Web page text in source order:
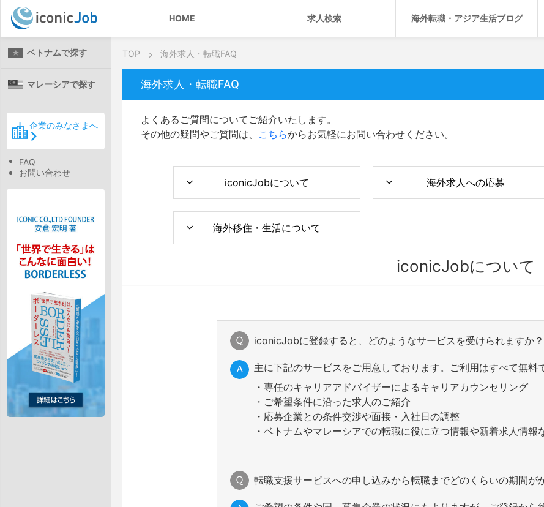
HOME 求人検索 海外転職・アジア生活ブログ
ベトナムで探す
マレーシアで探す
企業のみなさまへ
FAQ
お問い合わせ
TOP 海外求人・転職FAQ
海外求人・転職FAQ
よくあるご質問についてご紹介いたします。
その他の疑問やご質問は、 こちらからお気軽にお問い合わせください。
iconicJobについて 海外求人への応募
海外移住・生活について
iconicJobについて
iconicJobに登録すると、どのようなサービスを受けられますか？
主に下記のサービスをご用意しております。ご利用はすべて無料
・専任のキャリアアドバイザーによるキャリアカウンセリング
・ご希望条件に沿った求人のご紹介
・応募企業との条件交渉や面接・入社日の調整
・ベトナムやマレーシアでの転職に役に立つ情報や新着求人情報
転職支援サービスへの申し込みから転職までどのくらいの期間が